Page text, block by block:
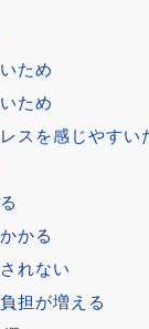
ため
ため
スを感じやすい
かる
れない
担が増える